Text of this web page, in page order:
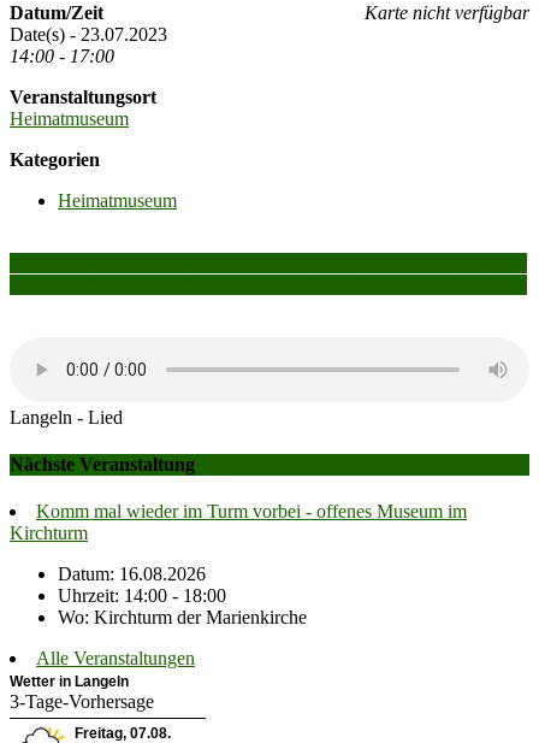
mal
Karte nicht verfügbar
Datum/Zeit
Date(s) - 23.07.2023
14:00 - 17:00
Veranstaltungsort
Heimatmuseum
Kategorien
Heimatmuseum
Beitragsnavigation
Langeln - Lied
Nächste Veranstaltung
Komm mal wieder im Turm vorbei - offenes Museum im
Kirchturm
Datum: 16.08.2026
Uhrzeit: 14:00 - 18:00
Wo: Kirchturm der Marienkirche
Alle Veranstaltungen
Wetter in Langeln
3-Tage-Vorhersage
Freitag, 07.08.